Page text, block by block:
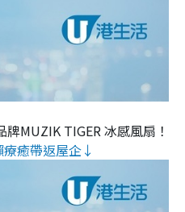
MUZIK TIGER 冰感風扇！
癒帶返屋企↓